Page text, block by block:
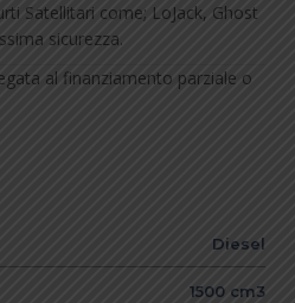
Satellitari come; LoJack, Ghost
sicurezza.
al finanziamento parziale o
Diesel
1500 cm3